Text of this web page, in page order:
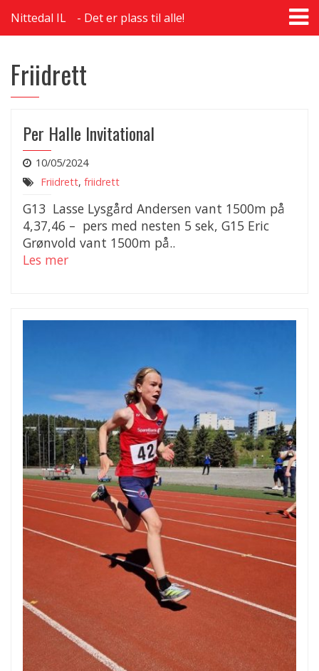
Nittedal IL Det er plass til alle!
Friidrett
Per Halle Invitational
10/05/2024
Friidrett, friidrett
G13 Lasse Lysgård Andersen vant 1500m på
4,37,46 – pers med nesten 5 sek, G15 Eric
Grønvold vant 1500m på..
Les mer